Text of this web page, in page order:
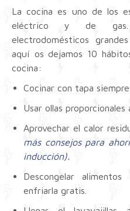
La cocina es uno de los
eléctrico y de
electrodomésticos
aquí os dejamos 10
cocina:
Cocinar con tapa
Usar ollas proporcionales
Aprovechar el calor
más consejos para
inducción).
Descongelar
enfriarla gratis.